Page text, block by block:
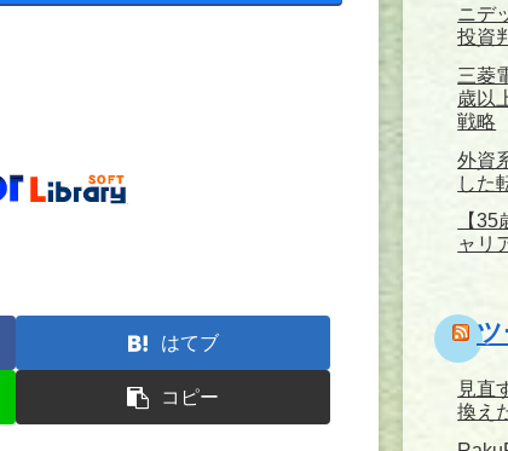
はてブ
コピー
ニデ
投資
三菱
歳以
戦略
外資
した
【
ャリ
ツ
見直
換え